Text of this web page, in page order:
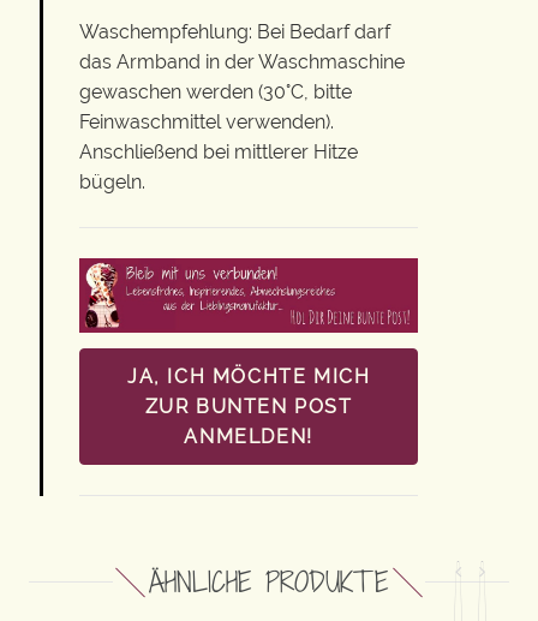
Waschempfehlung: Bei Bedarf darf
das Armband in der Waschmaschine
gewaschen werden (30°C, bitte
Feinwaschmittel verwenden).
Anschließend bei mittlerer Hitze
bügeln.
JA, ICH MÖCHTE MICH
ZUR BUNTEN POST
ANMELDEN!
ÄHNLICHE PRODUKTE